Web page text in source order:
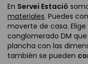
En Servei Estació
materiales. Puedes
moverte de casa.
conglomerado DM
plancha con las
también se pueden